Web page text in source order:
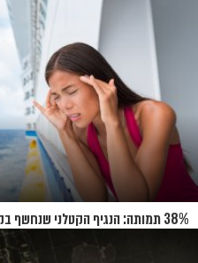
38% תמותה: הנגיף הקטלני שנחשף בקרוז באוקיינוס האטלנטי